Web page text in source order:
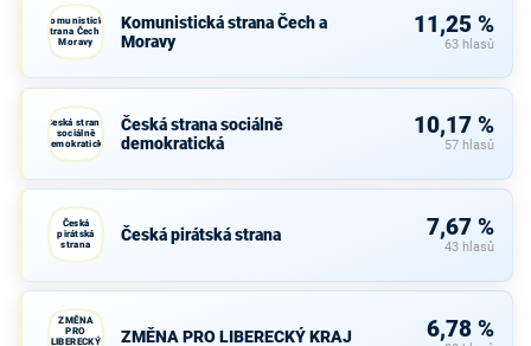
Komunistická
strana Čech a
Moravy
Komunistická strana Čech a
Moravy
11,25 %
63 hlasů
Česká strana
sociálně
demokratická
Česká strana sociálně
demokratická
10,17 %
57 hlasů
Česká
pirátská
strana
Česká pirátská strana 7,67 %
43 hlasů
ZMĚNA
PRO
LIBERECKÝ
ZMĚNA PRO LIBERECKÝ KRAJ 6,78 %